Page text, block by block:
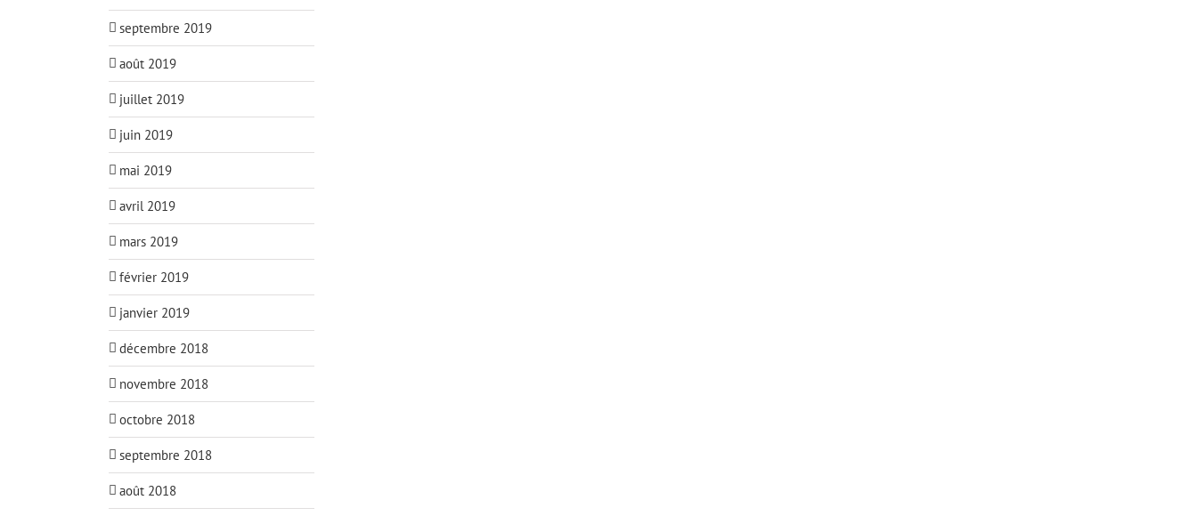
septembre 2019
août 2019
juillet 2019
juin 2019
mai 2019
avril 2019
mars 2019
février 2019
janvier 2019
décembre 2018
novembre 2018
octobre 2018
septembre 2018
août 2018